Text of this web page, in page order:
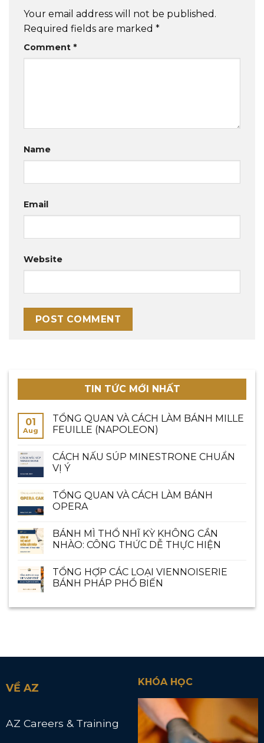
Your email address will not be published.
Required fields are marked *
Comment *
Name
Email
Website
TIN TỨC MỚI NHẤT
01
Aug
TỔNG QUAN VÀ CÁCH LÀM BÁNH MILLE
FEUILLE (NAPOLEON)
CÁCH NẤU SÚP MINESTRONE CHUẨN
VỊ Ý
TỔNG QUAN VÀ CÁCH LÀM BÁNH
OPERA
BÁNH MÌ THỔ NHĨ KỲ KHÔNG CẦN
NHÀO: CÔNG THỨC DỄ THỰC HIỆN
TỔNG HỢP CÁC LOẠI VIENNOISERIE
BÁNH PHÁP PHỔ BIẾN
VỀ AZ
AZ Careers & Training
KHÓA HỌC